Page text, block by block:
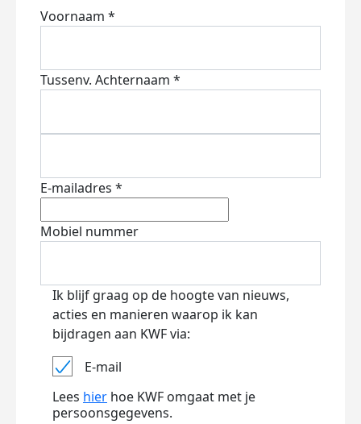
Voornaam *
Tussenv. Achternaam *
E-mailadres *
Mobiel nummer
Ik blijf graag op de hoogte van nieuws,
acties en manieren waarop ik kan
bijdragen aan KWF via:
E-mail
Lees hier hoe KWF omgaat met je
persoonsgegevens.